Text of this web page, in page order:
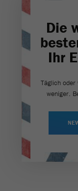
Die
Ihr
Täglich
weniger.